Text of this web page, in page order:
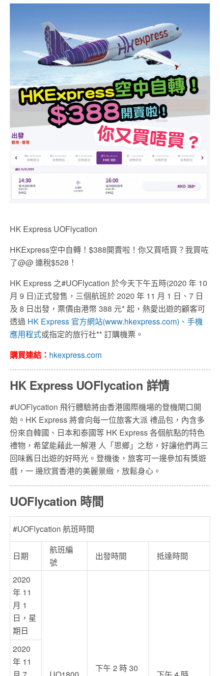
HK Express UOFlycation
HKExpress空中自轉！$388開賣啦！你又買唔買？我買咗
了@@ 連稅$528！
HK Express 之#UOFlycation 於今天下午五時(2020 年 10
月 9 日)正式發售，三個航班於 2020 年 11 月 1 日、7 日
及 8 日出發，票價由港幣 388 元* 起，熱愛出遊的顧客可
透過 HK Express 官方網站(www.hkexpress.com)、手機
應用程式或指定的旅行社** 訂購機票。
購買連結： hkexpress.com
HK Express UOFlycation 詳情
#UOFlycation 飛行體驗將由香港國際機場的登機閘口開
始。HK Express 將會向每一位旅客大派 禮品包，內含多
份來自韓國、日本和泰國等 HK Express 各個航點的特色
禮物，希望能藉此一解港 人「思鄉」之愁，好讓他們再三
回味舊日出遊的好時光。登機後，旅客可一邊參加有獎遊
戲，一 邊欣賞香港的美麗景緻，放鬆身心。
UOFlycation 時間
#UOFlycation 航班時間
日期
航班編
號
出發時間 抵達時間
2020
年 11
月 1
日，星
期日
下午 2 時 30
2020
年 11